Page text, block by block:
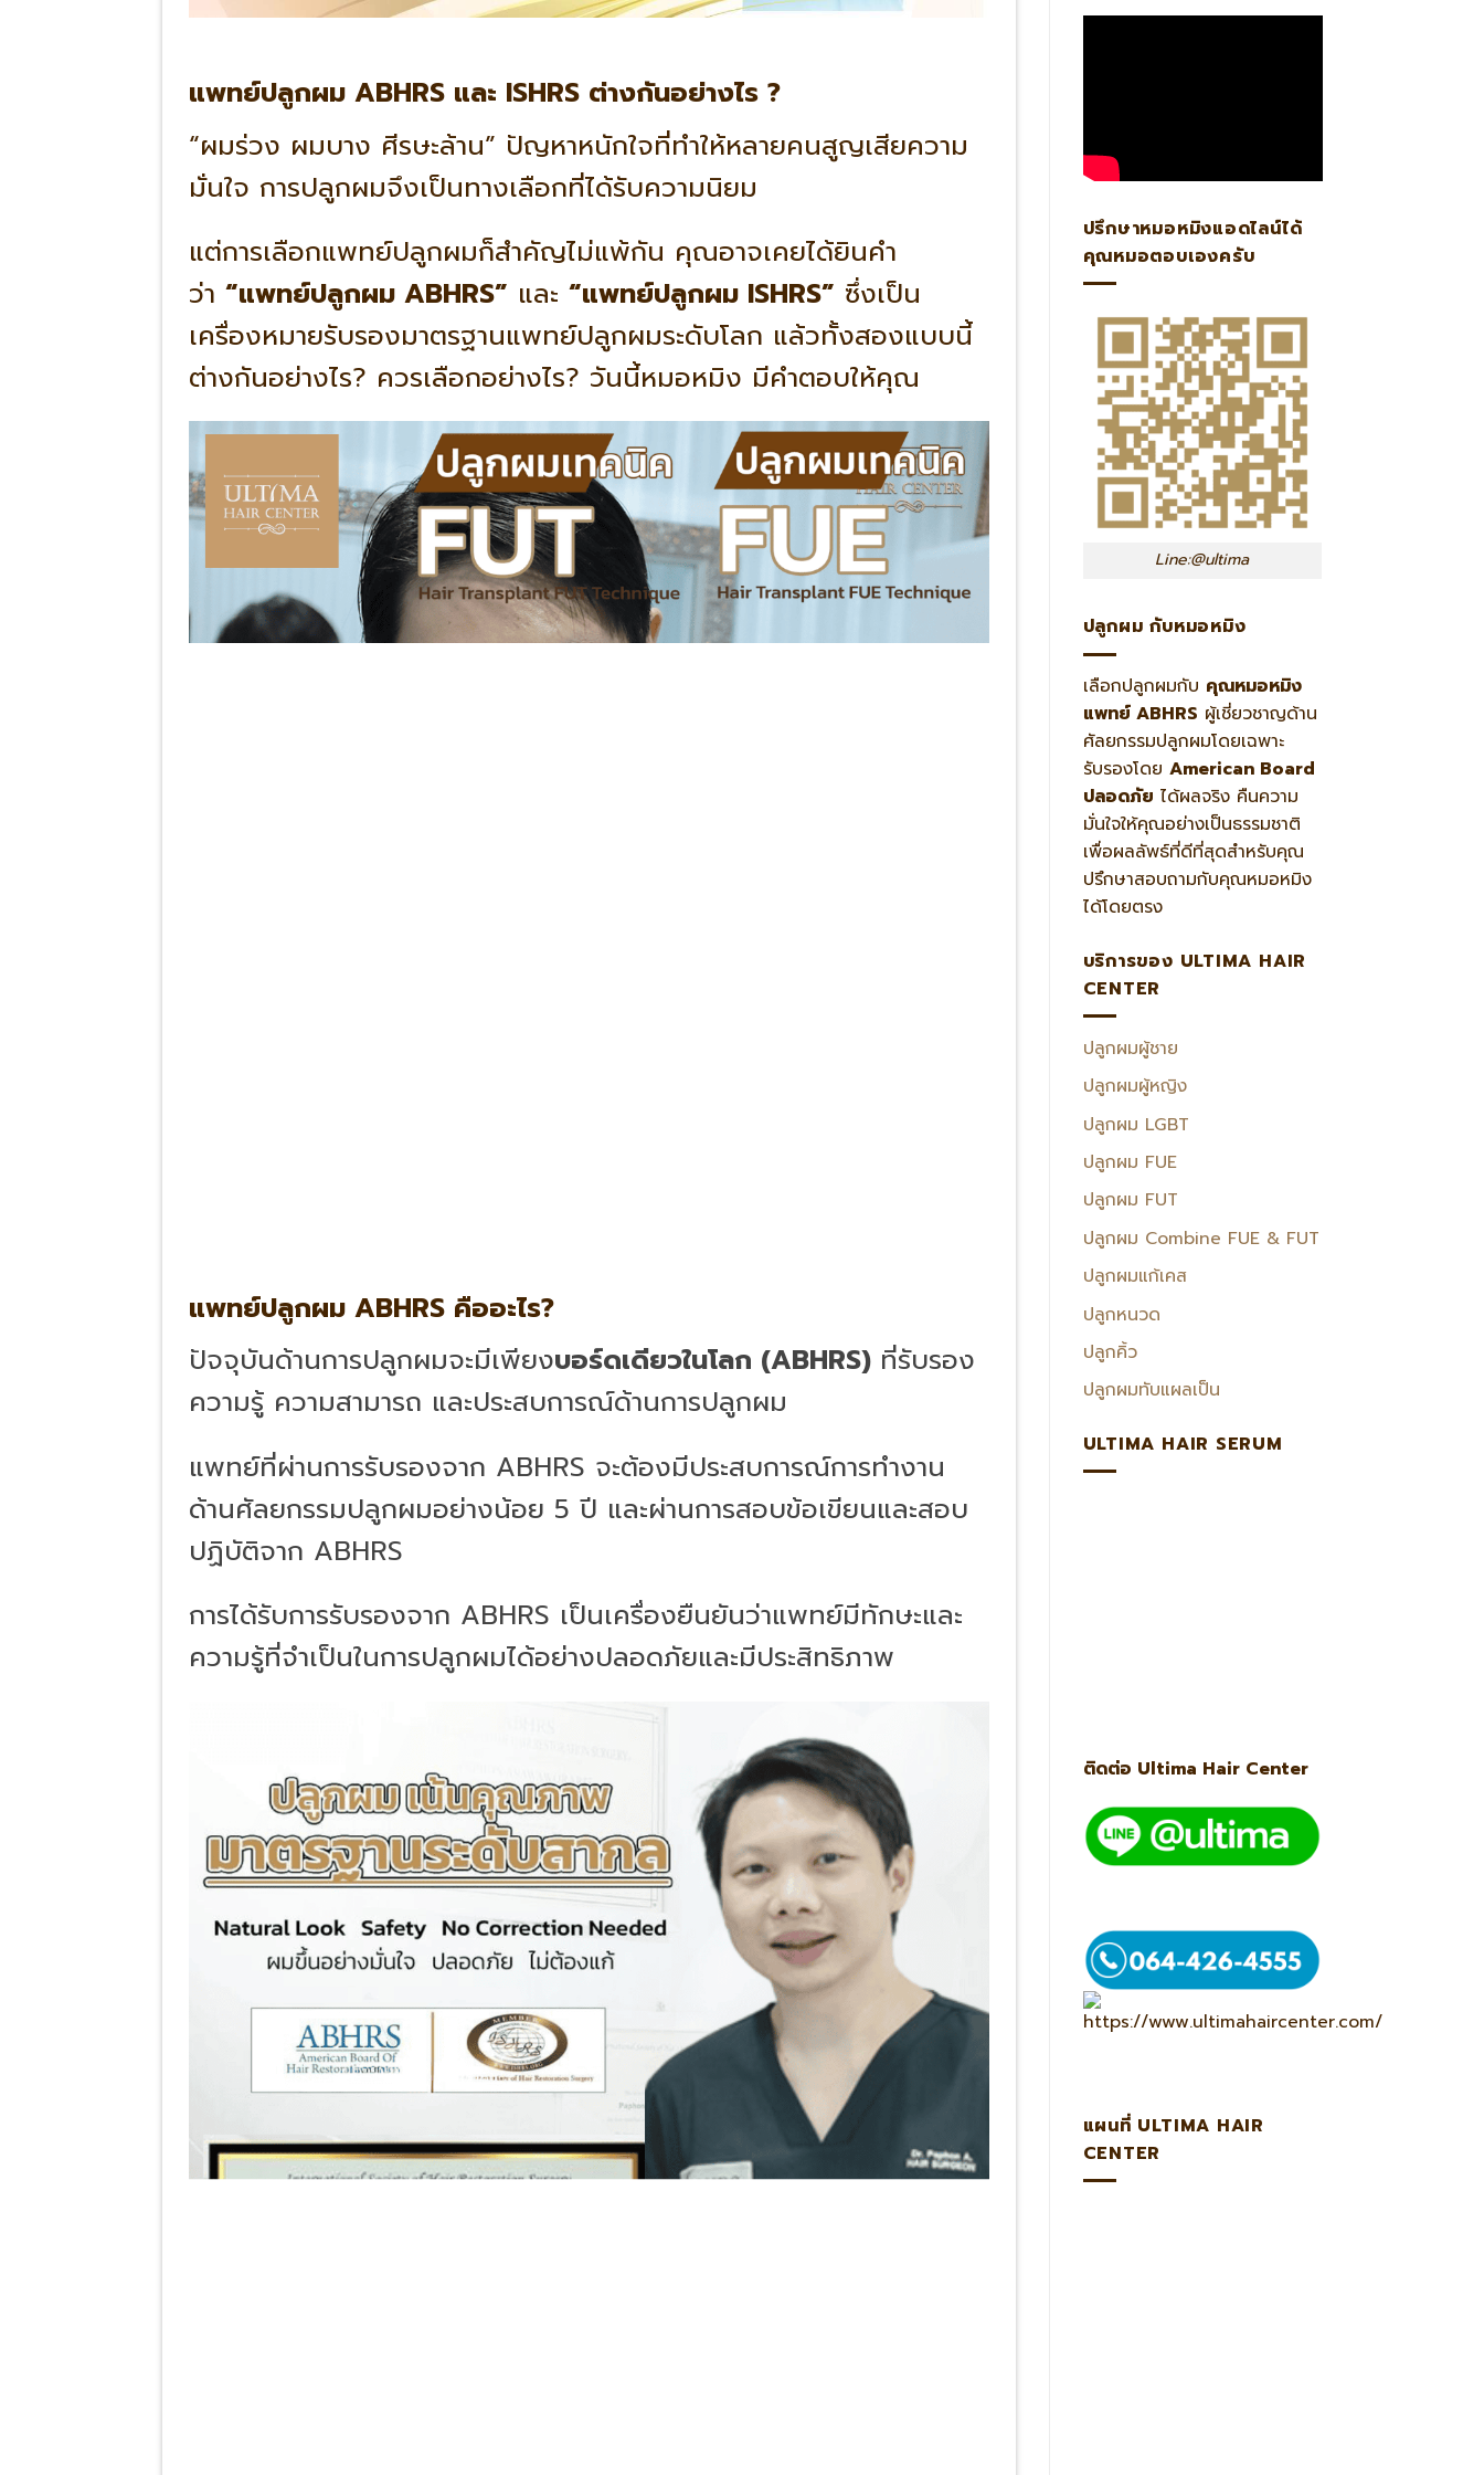
แพทย์ปลูกผม ABHRS และ ISHRS ต่างกันอย่างไร ?
“ผมร่วง ผมบาง ศีรษะล้าน” ปัญหาหนักใจที่ทำให้หลายคนสูญเสียความ
มั่นใจ การปลูกผมจึงเป็นทางเลือกที่ได้รับความนิยม
แต่การเลือกแพทย์ปลูกผมก็สำคัญไม่แพ้กัน คุณอาจเคยได้ยินคำ
ว่า “แพทย์ปลูกผม ABHRS” และ “แพทย์ปลูกผม ISHRS” ซึ่งเป็น
เครื่องหมายรับรองมาตรฐานแพทย์ปลูกผมระดับโลก แล้วทั้งสองแบบนี้
ต่างกันอย่างไร? ควรเลือกอย่างไร? วันนี้หมอหมิง มีคำตอบให้คุณ
แพทย์ปลูกผม ABHRS คืออะไร?
ปัจจุบันด้านการปลูกผมจะมีเพียงบอร์ดเดียวในโลก (ABHRS) ที่รับรอง
ความรู้ ความสามารถ และประสบการณ์ด้านการปลูกผม
แพทย์ที่ผ่านการรับรองจาก ABHRS จะต้องมีประสบการณ์การทำงาน
ด้านศัลยกรรมปลูกผมอย่างน้อย 5 ปี และผ่านการสอบข้อเขียนและสอบ
ปฏิบัติจาก ABHRS
การได้รับการรับรองจาก ABHRS เป็นเครื่องยืนยันว่าแพทย์มีทักษะและ
ความรู้ที่จำเป็นในการปลูกผมได้อย่างปลอดภัยและมีประสิทธิภาพ
ปรึกษาหมอหมิงแอดไลน์ได้
คุณหมอตอบเองครับ
Line:@ultima
ปลูกผม กับหมอหมิง
เลือกปลูกผมกับ คุณหมอหมิง
แพทย์ ABHRS ผู้เชี่ยวชาญด้าน
ศัลยกรรมปลูกผมโดยเฉพาะ
รับรองโดย American Board
ปลอดภัย ได้ผลจริง คืนความ
มั่นใจให้คุณอย่างเป็นธรรมชาติ
เพื่อผลลัพธ์ที่ดีที่สุดสำหรับคุณ
ปรึกษาสอบถามกับคุณหมอหมิง
ได้โดยตรง
บริการของ ULTIMA HAIR
CENTER
ปลูกผมผู้ชาย
ปลูกผมผู้หญิง
ปลูกผม LGBT
ปลูกผม FUE
ปลูกผม FUT
ปลูกผม Combine FUE & FUT
ปลูกผมแก้เคส
ปลูกหนวด
ปลูกคิ้ว
ปลูกผมทับแผลเป็น
ULTIMA HAIR SERUM
ติดต่อ Ultima Hair Center
แผนที่ ULTIMA HAIR
CENTER